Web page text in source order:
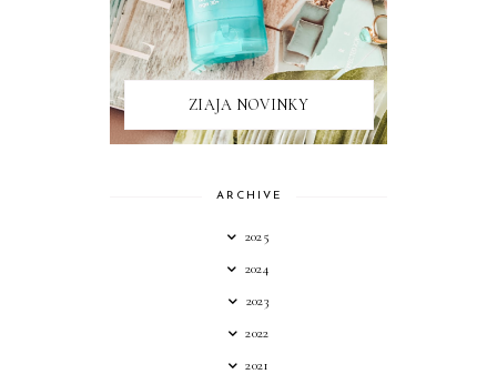
ZIAJA NOVINKY
ARCHIVE
2025
2024
2023
2022
2021